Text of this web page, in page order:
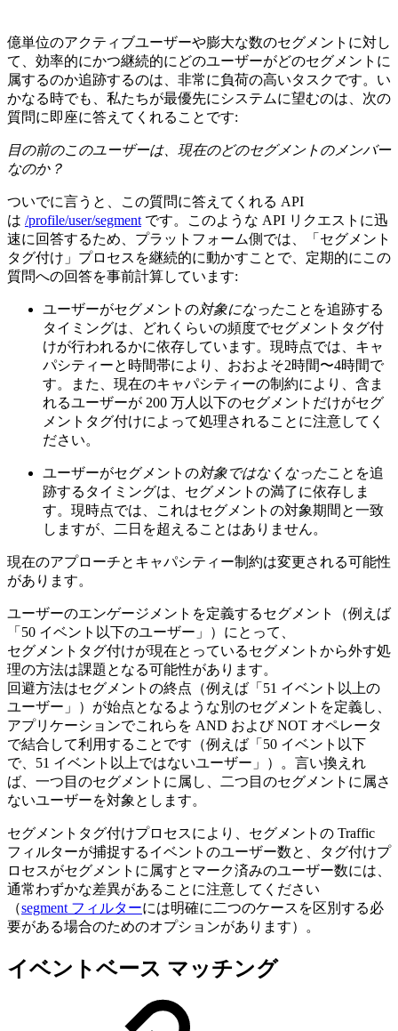
億単位のアクティブユーザーや膨大な数のセグメントに対し
て、効率的にかつ継続的にどのユーザーがどのセグメントに
属するのか追跡するのは、非常に負荷の高いタスクです。い
かなる時でも、私たちが最優先にシステムに望むのは、次の
質問に即座に答えてくれることです:
目の前のこのユーザーは、現在のどのセグメントのメンバー
なのか？
ついでに言うと、この質問に答えてくれる API
は /profile/user/segment です。このような API リクエストに迅
速に回答するため、プラットフォーム側では、「セグメント
タグ付け」プロセスを継続的に動かすことで、定期的にこの
質問への回答を事前計算しています:
ユーザーがセグメントの対象になったことを追跡する
タイミングは、どれくらいの頻度でセグメントタグ付
けが行われるかに依存しています。現時点では、キャ
パシティーと時間帯により、おおよそ2時間〜4時間で
す。また、現在のキャパシティーの制約により、含ま
れるユーザーが 200 万人以下のセグメントだけがセグ
メントタグ付けによって処理されることに注意してく
ださい。
ユーザーがセグメントの対象ではなくなったことを追
跡するタイミングは、セグメントの満了に依存しま
す。現時点では、これはセグメントの対象期間と一致
しますが、二日を超えることはありません。
現在のアプローチとキャパシティー制約は変更される可能性
があります。
ユーザーのエンゲージメントを定義するセグメント（例えば
「50 イベント以下のユーザー」）にとって、
セグメントタグ付けが現在とっているセグメントから外す処
理の方法は課題となる可能性があります。
回避方法はセグメントの終点（例えば「51 イベント以上の
ユーザー」）が始点となるような別のセグメントを定義し、
アプリケーションでこれらを AND および NOT オペレータ
で結合して利用することです（例えば「50 イベント以下
で、51 イベント以上ではないユーザー」）。言い換えれ
ば、一つ目のセグメントに属し、二つ目のセグメントに属さ
ないユーザーを対象とします。
セグメントタグ付けプロセスにより、セグメントの Traffic
フィルターが捕捉するイベントのユーザー数と、タグ付けプ
ロセスがセグメントに属すとマーク済みのユーザー数には、
通常わずかな差異があることに注意してください
（segment フィルターには明確に二つのケースを区別する必
要がある場合のためのオプションがあります）。
イベントベース マッチング